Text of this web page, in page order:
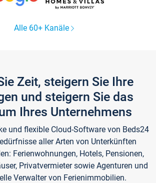
Alle 60+ Kanäle
Zeit, steigern Sie Ihre
und steigern Sie das
Ihres Unternehmens
und flexible Cloud-Software von Beds24
aller Arten von Unterkünften
Ferienwohnungen, Hotels, Pensionen,
Privatvermieter sowie Agenturen und
Verwalter von Ferienimmobilien.